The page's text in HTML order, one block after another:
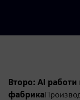
Второ: AI работи
фабрика